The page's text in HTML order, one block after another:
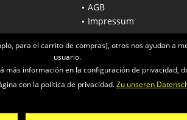
AGB
Impressum
para el carrito de compras), otros nos ayudan a
usuario.
más información en la configuración de privacidad,
con la política de privacidad.Zu unseren